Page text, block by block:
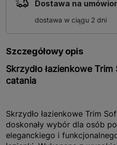
Dostawa na
dostawa w ciągu 2 dni
Szczegółowy opis
Skrzydło łazienkowe
catania
Skrzydło łazienkowe Trim
doskonały wybór dla osób
eleganckiego i